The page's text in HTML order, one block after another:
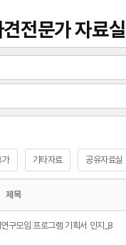
전문가 자료실
가 기타자료 공유자료실
제목
구모임 프로그램 기획서 인지_8